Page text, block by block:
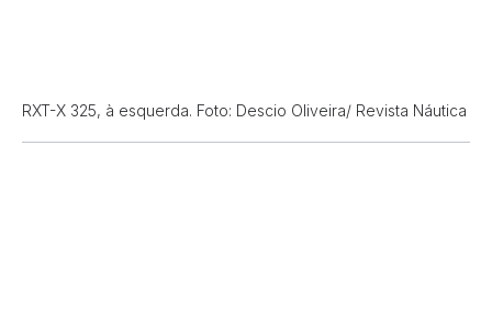
RXT-X 325, à esquerda. Foto: Descio Oliveira/ Revista Náutica